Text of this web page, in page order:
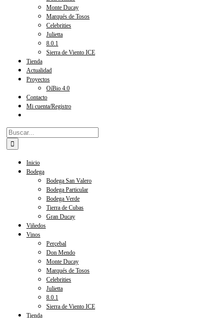
Monte Ducay
Marqués de Tosos
Celebrities
Julietta
8.0.1
Sierra de Viento ICE
Tienda
Actualidad
Proyectos
OíBio 4.0
Contacto
Mi cuenta/Registro
Buscar:
Inicio
Bodega
Bodega San Valero
Bodega Particular
Bodega Verde
Tierra de Cubas
Gran Ducay
Viñedos
Vinos
Perçebal
Don Mendo
Monte Ducay
Marqués de Tosos
Celebrities
Julietta
8.0.1
Sierra de Viento ICE
Tienda